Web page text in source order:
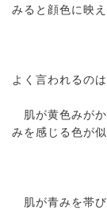
みると顔色に映
よく言われるのは
肌が黄色みがか
みを感じる色が似
肌が青みを帯び